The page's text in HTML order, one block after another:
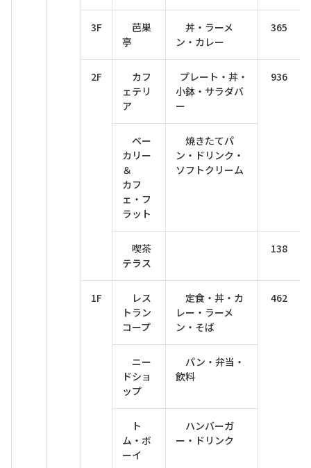
3F
芭巣
亭
丼・ラーメ
ン・カレー
365
2F
カフ
ェテリ
ア
プレート・丼・
小鉢・サラダバ
ー
936
ベー
カリー
＆
カフ
ェ・フ
ラット
焼きたてパ
ン・ドリンク・
ソフトクリーム
喫茶
テラス
138
1F
レス
トラン
コープ
定食・丼・カ
レー・ラーメ
ン・そば
462
ニー
ドショ
ップ
パン・弁当・
飲料
ト
ム・ボ
ーイ
ハンバーガ
ー・ドリンク